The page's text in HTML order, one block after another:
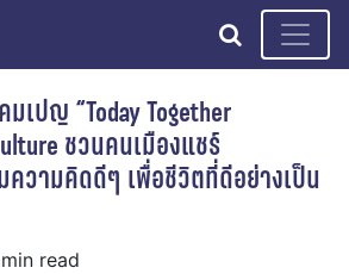
search
เปญ “Today Together
ชวนคนเมืองแชร์
วามคิดดีๆ เพื่อชีวิตที่ดีอย่างเป็น
min read